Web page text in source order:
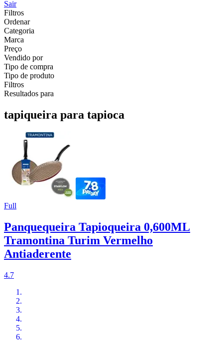
Sair
Filtros
Ordenar
Categoria
Marca
Preço
Vendido por
Tipo de compra
Tipo de produto
Filtros
Resultados para
tapiqueira para tapioca
Full
Panquequeira Tapioqueira 0,600ML
Tramontina Turim Vermelho
Antiaderente
4.7